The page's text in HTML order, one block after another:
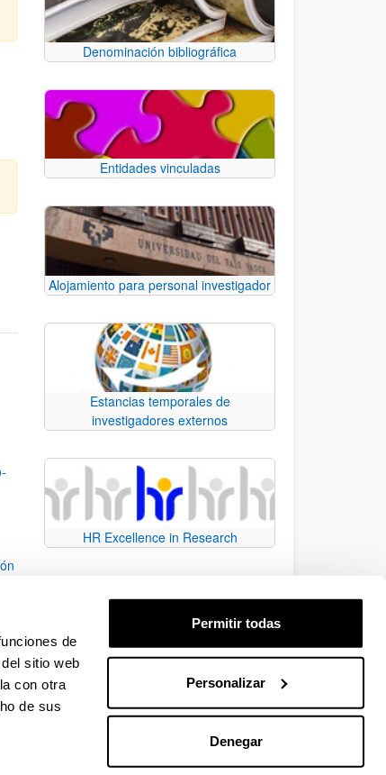
de
sitio web
con otra
de sus
Permitir todas
Personalizar
Denegar
desplazarse.
para desplazarse.
Denominación bibliográfica
Entidades vinculadas
Alojamiento para personal investigador
Estancias temporales de
investigadores externos
HR Excellence in Research